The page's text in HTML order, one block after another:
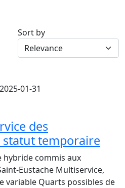
Sort by
2025-01-31
des
temporaire
hybride commis aux
Eustache Multiservice,
Quarts possibles de